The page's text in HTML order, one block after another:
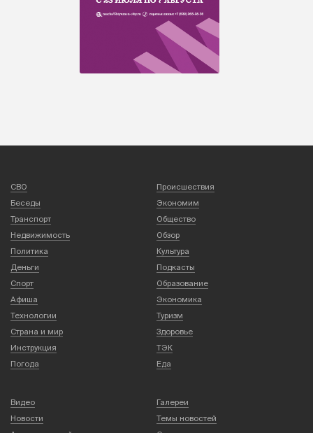
СВО
Происшествия
Беседы
Экономим
Транспорт
Общество
Недвижимость
Обзор
Политика
Культура
Деньги
Подкасты
Спорт
Образование
Афиша
Экономика
Технологии
Туризм
Страна и мир
Здоровье
Инструкция
ТЭК
Погода
Еда
Видео
Галереи
Новости
Темы новостей